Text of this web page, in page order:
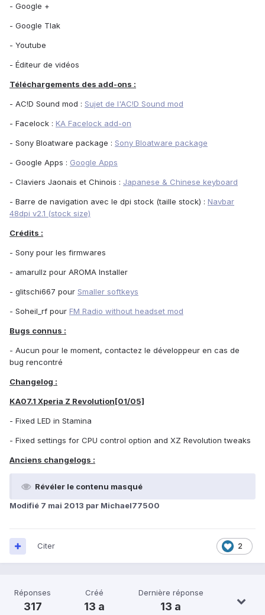
- Google +
- Google Tlak
- Youtube
- Éditeur de vidéos
Téléchargements des add-ons :
- AC!D Sound mod : Sujet de l'AC!D Sound mod
- Facelock : KA Facelock add-on
- Sony Bloatware package : Sony Bloatware package
- Google Apps : Google Apps
- Claviers Jaonais et Chinois : Japanese & Chinese keyboard
- Barre de navigation avec le dpi stock (taille stock) : Navbar
48dpi v2.1 (stock size)
Crédits :
- Sony pour les firmwares
- amarullz pour AROMA Installer
- glitschi667 pour Smaller softkeys
- Soheil_rf pour FM Radio without headset mod
Bugs connus :
- Aucun pour le moment, contactez le développeur en cas de
bug rencontré
Changelog :
KA07.1 Xperia Z Revolution[01/05]
- Fixed LED in Stamina
- Fixed settings for CPU control option and XZ Revolution tweaks
Anciens changelogs :
Révéler le contenu masqué
Modifié 7 mai 2013 par Michael77500
2
Citer
Réponses
317
Créé
13 a
Dernière réponse
13 a